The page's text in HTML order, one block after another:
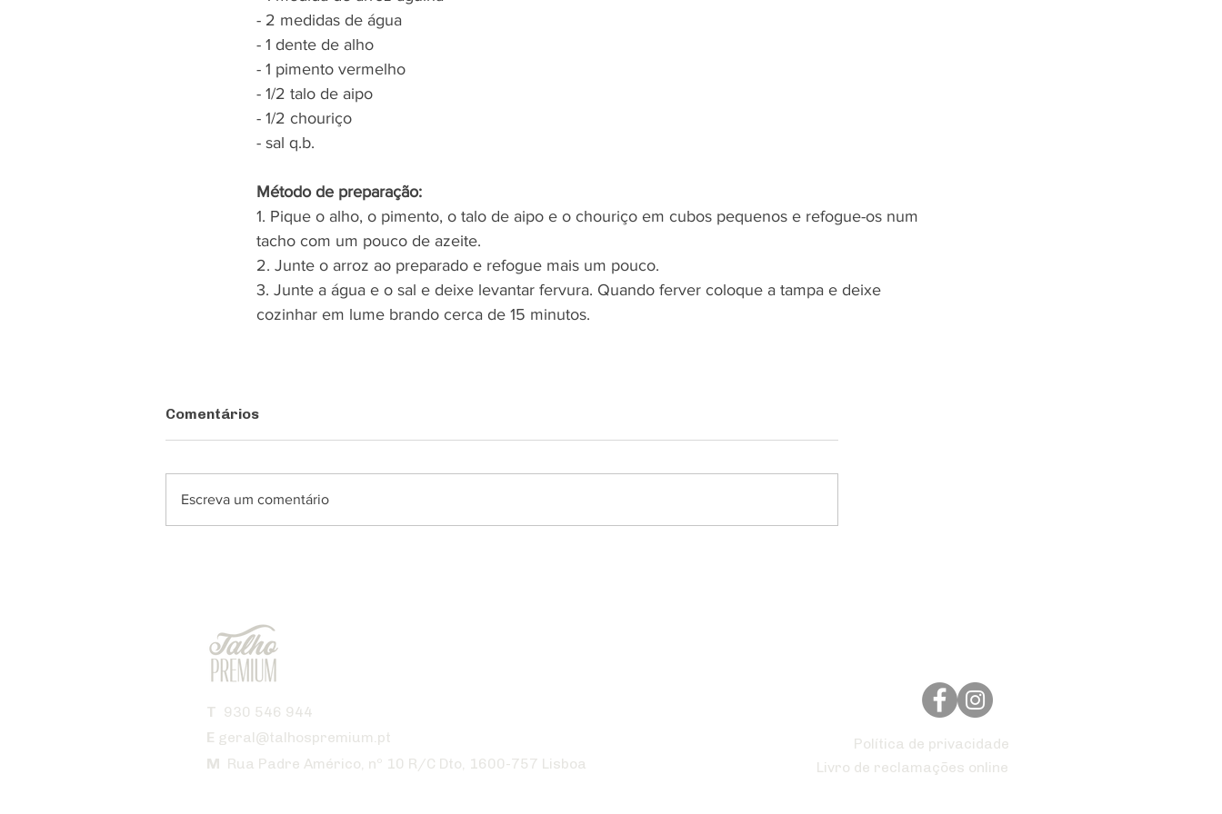
- 2 medidas de água
- 1 dente de alho
- 1 pimento vermelho
- 1/2 talo de aipo
- 1/2 chouriço
- sal q.b.
Método de preparação:
1. Pique o alho, o pimento, o talo de aipo e o chouriço em cubos pequenos e refogue-os num
tacho com um pouco de azeite.
2. Junte o arroz ao preparado e refogue mais um pouco.
3. Junte a água e o sal e deixe levantar fervura. Quando ferver coloque a tampa e deixe
cozinhar em lume brando cerca de 15 minutos.
Comentários
Escreva um comentário
T 930 546 944
E geral@talhospremium.pt
M Rua Padre Américo, nº 10 R/C Dto, 1600-757 Lisboa
Política de privacidade
Livro de reclamações online